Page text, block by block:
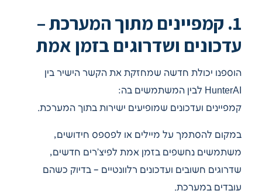
1. קמפיינים מתוך המערכת –
עדכונים ושדרוגים בזמן אמת
הוספנו יכולת חדשה שמחזקת את הקשר הישיר בין
HunterAI לבין המשתמשים בה:
קמפיינים ועדכונים שמופיעים ישירות בתוך המערכת.
במקום להסתמך על מיילים או לפספס חידושים,
משתמשים נחשפים בזמן אמת לפיצ’רים חדשים,
שדרוגים חשובים ועדכונים רלוונטיים – בדיוק כשהם
עובדים במערכת.